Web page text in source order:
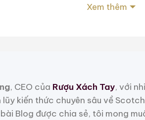
giữa lịch sử Nhật Bản và tinh hoa
Xem thêm
, CEO của Rượu Xách Tay, với
kiến thức chuyên sâu về
Blog được chia sẻ, tôi mong